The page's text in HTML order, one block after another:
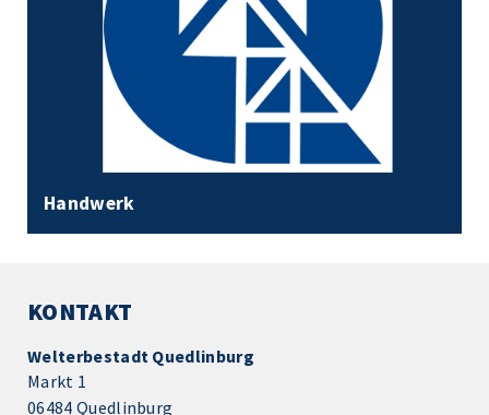
Handwerk
KONTAKT
Welterbestadt Quedlinburg
Markt 1
06484 Quedlinburg